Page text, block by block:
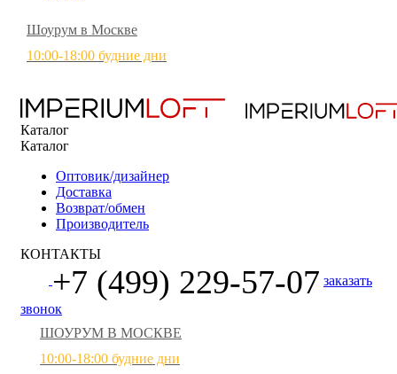
Шоурум в Москве
10:00-18:00 будние дни
Каталог
Каталог
Оптовик/дизайнер
Доставка
Возврат/обмен
Производитель
КОНТАКТЫ
+7 (499) 229-57-07 заказать
звонок
ШОУРУМ В МОСКВЕ
10:00-18:00 будние дни